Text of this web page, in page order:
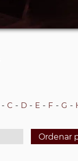
C D E F G
Ordenar